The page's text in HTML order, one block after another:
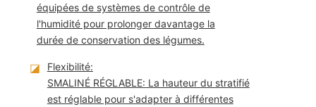
équipées de systèmes de contrôle de
l'humidité pour prolonger davantage la
durée de conservation des légumes.
◪
Flexibilité:
SMALINÉ RÉGLABLE: La hauteur du stratifié
est réglable pour s'adapter à différentes